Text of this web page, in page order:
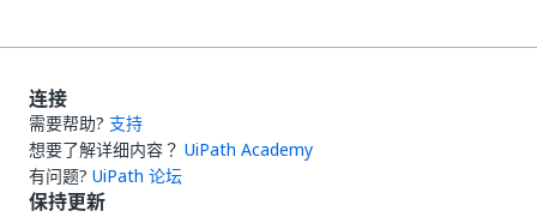
连接
需要帮助? 支持
想要了解详细内容？ UiPath Academy
有问题? UiPath 论坛
保持更新